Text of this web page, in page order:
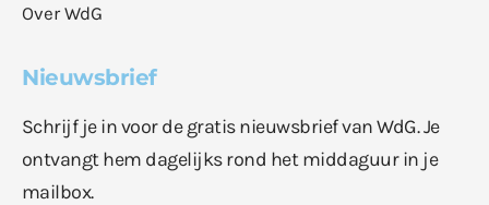
Over WdG
Nieuwsbrief
Schrijf je in voor de gratis nieuwsbrief van WdG. Je
ontvangt hem dagelijks rond het middaguur in je
mailbox.